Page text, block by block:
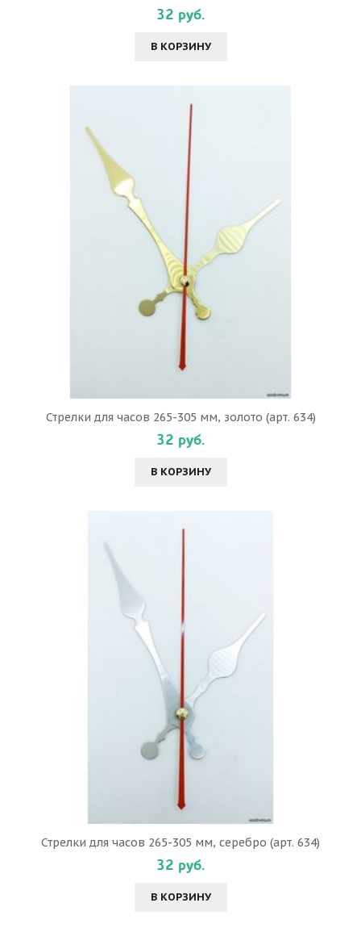
32 руб.
В КОРЗИНУ
Стрелки для часов 265-305 мм, золото (арт. 634)
32 руб.
В КОРЗИНУ
Стрелки для часов 265-305 мм, серебро (арт. 634)
32 руб.
В КОРЗИНУ